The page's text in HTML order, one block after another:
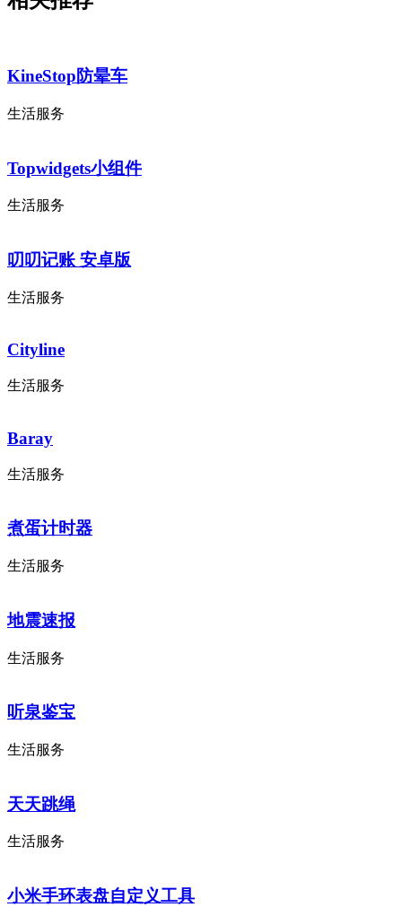
KineStop防晕车
生活服务
Topwidgets小组件
生活服务
叨叨记账 安卓版
生活服务
Cityline
生活服务
Baray
生活服务
煮蛋计时器
生活服务
地震速报
生活服务
听泉鉴宝
生活服务
天天跳绳
生活服务
小米手环表盘自定义工具